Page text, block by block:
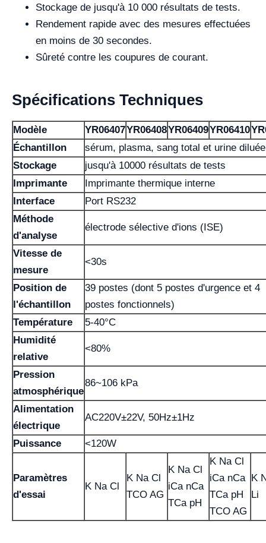
Stockage de jusqu'à 10 000 résultats de tests.
Rendement rapide avec des mesures effectuées
en moins de 30 secondes.
Sûreté contre les coupures de courant.
Spécifications Techniques
Modèle YR06407YR06408YR06409YR06410
Échantillon
sérum, plasma, sang total et urine diluée
Stockage
jusqu'à 10000 résultats de tests
Imprimante
Imprimante thermique interne
Interface
Port RS232
Méthode
d'analyse
électrode sélective d'ions (ISE)
Vitesse de
mesure
<30s
Position de
l'échantillon
39 postes (dont 5 postes d'urgence et 4
postes fonctionnels)
Température
5-40°C
Humidité
relative
<80%
Pression
atmosphérique
86~106 kPa
Alimentation
électrique
AC220V±22V, 50Hz±1Hz
Puissance <120W
Paramètres
d'essai
K Na Cl
K Na Cl
TCO AG
K Na Cl
iCa nCa
TCa pH
K Na Cl
iCa nCa
TCa pH
TCO AG
K
Li